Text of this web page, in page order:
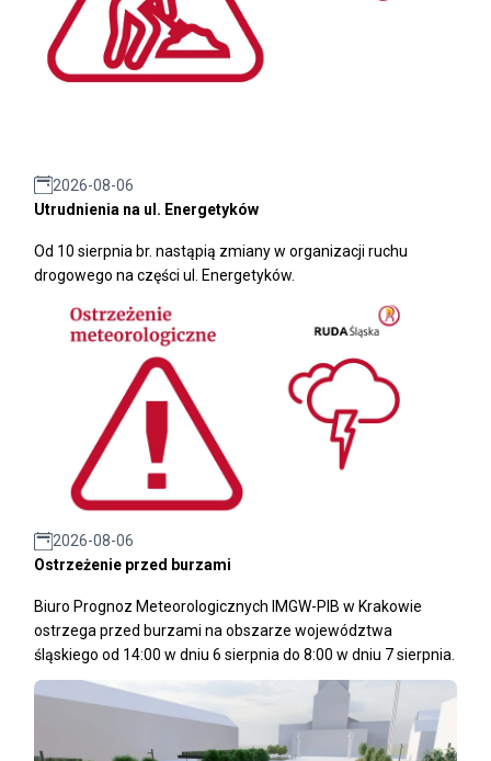
2026-08-06
Utrudnienia na ul. Energetyków
Od 10 sierpnia br. nastąpią zmiany w organizacji ruchu
drogowego na części ul. Energetyków.
2026-08-06
Ostrzeżenie przed burzami
Biuro Prognoz Meteorologicznych IMGW-PIB w Krakowie
ostrzega przed burzami na obszarze województwa
śląskiego od 14:00 w dniu 6 sierpnia do 8:00 w dniu 7 sierpnia.